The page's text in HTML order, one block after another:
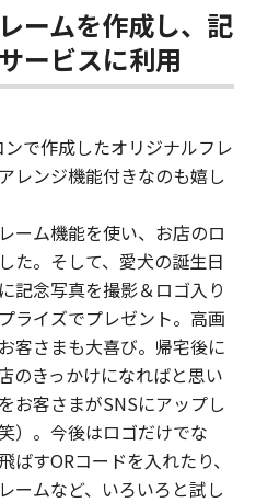
ームを作成し、記
ービスに利用
で作成したオリジナルフレ
レンジ機能付きなのも嬉し
ーム機能を使い、お店のロ
た。そして、愛犬の誕生日
記念写真を撮影＆ロゴ入り
ライズでプレゼント。高画
客さまも大喜び。帰宅後に
のきっかけになればと思い
お客さまがSNSにアップし
）。今後はロゴだけでな
ばすORコードを入れたり、
ームなど、いろいろと試し